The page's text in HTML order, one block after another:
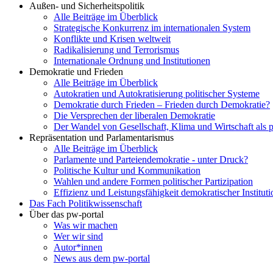
Außen- und Sicherheitspolitik
Alle Beiträge im Überblick
Strategische Konkurrenz im internationalen System
Konflikte und Krisen weltweit
Radikalisierung und Terrorismus
Internationale Ordnung und Institutionen
Demokratie und Frieden
Alle Beiträge im Überblick
Autokratien und Autokratisierung politischer Systeme
Demokratie durch Frieden – Frieden durch Demokratie?
Die Versprechen der liberalen Demokratie
Der Wandel von Gesellschaft, Klima und Wirtschaft als
Repräsentation und Parlamentarismus
Alle Beiträge im Überblick
Parlamente und Parteiendemokratie - unter Druck?
Politische Kultur und Kommunikation
Wahlen und andere Formen politischer Partizipation
Effizienz und Leistungsfähigkeit demokratischer
Das Fach Politikwissenschaft
Über das pw-portal
Was wir machen
Wer wir sind
Autor*innen
News aus dem pw-portal